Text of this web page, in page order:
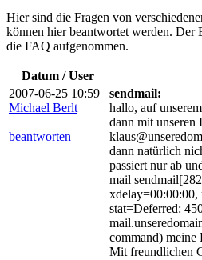
Hier sind die Fragen von
können hier beantwortet werden.
die FAQ aufgenommen.
Datum / User
2007-06-25 10:59
Michael Berlt
beantworten
sendmail:
hallo, auf
dann mit unseren
dann natürlich
passiert nur ab
mail
stat=Deferred:
command) meine
Mit freundlichen